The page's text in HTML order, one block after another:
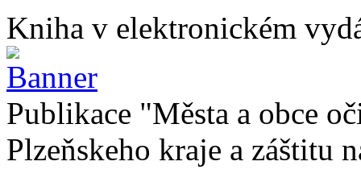
Kniha v elektronickém
Publikace "Města a obce
Plzeňskeho kraje a záštitu